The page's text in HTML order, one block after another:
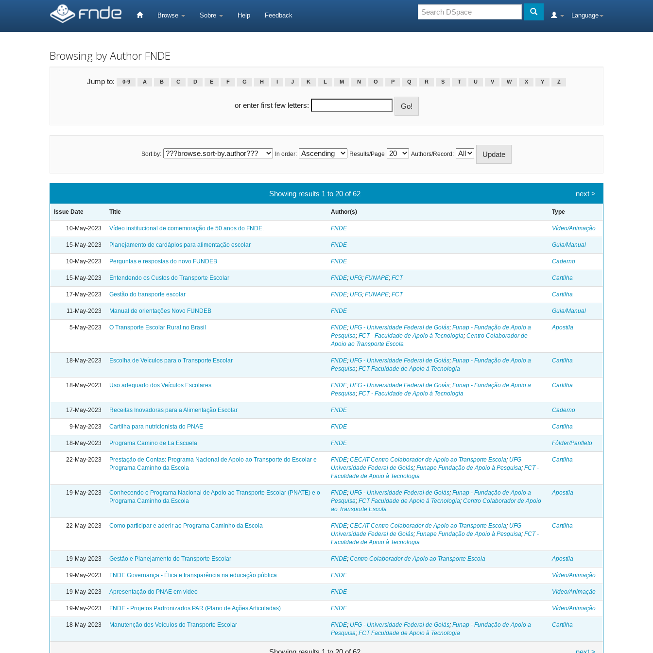
Browse Sobre Help Feedback Language
Browsing by Author FNDE
Jump to: 0-9 A B C D E F G H J K L M N O P Q R S T U V W X Y Z
or enter first few letters:
Sort by: In order: Results/Page Authors/Record:
Showing results 1 to 20 of 62 next >
Issue Date Title Author(s) Type
10-May-2023 Vídeo institucional de comemoração de 50 anos do FNDE. FNDE Vídeo/Animação
15-May-2023 Planejamento de cardápios para alimentação escolar FNDE Guia/Manual
10-May-2023 Perguntas e respostas do novo FUNDEB FNDE Caderno
15-May-2023 Entendendo os Custos do Transporte Escolar FNDE; UFG; FUNAPE; FCT Cartilha
17-May-2023 Gestão do transporte escolar FNDE; UFG; FUNAPE; FCT Cartilha
11-May-2023 Manual de orientações Novo FUNDEB FNDE Guia/Manual
5-May-2023 O Transporte Escolar Rural no Brasil FNDE; UFG - Universidade Federal de Goiás; Funap - Fundação de Apoio a
Pesquisa; FCT - Faculdade de Apoio à Tecnologia; Centro Colaborador de
Apoio ao Transporte Escola
Apostila
18-May-2023 Escolha de Veículos para o Transporte Escolar FNDE; UFG - Universidade Federal de Goiás; Funap - Fundação de Apoio a
Pesquisa; FCT Faculdade de Apoio à Tecnologia
Cartilha
18-May-2023 Uso adequado dos Veículos Escolares FNDE; UFG - Universidade Federal de Goiás; Funap - Fundação de Apoio a
Pesquisa; FCT - Faculdade de Apoio à Tecnologia
Cartilha
17-May-2023 Receitas Inovadoras para a Alimentação Escolar FNDE Caderno
9-May-2023 Cartilha para nutricionista do PNAE FNDE Cartilha
18-May-2023 Programa Camino de La Escuela FNDE Fôlder/Panfleto
22-May-2023
Prestação de Contas: Programa Nacional de Apoio ao Transporte do Escolar e
Programa Caminho da Escola
FNDE; CECAT Centro Colaborador de Apoio ao Transporte Escola; UFG
Universidade Federal de Goiás; Funape Fundação de Apoio à Pesquisa; FCT -
Faculdade de Apoio à Tecnologia
Cartilha
19-May-2023
Conhecendo o Programa Nacional de Apoio ao Transporte Escolar (PNATE) e o
Programa Caminho da Escola
FNDE; UFG - Universidade Federal de Goiás; Funap - Fundação de Apoio a
Pesquisa; FCT Faculdade de Apoio à Tecnologia; Centro Colaborador de Apoio
ao Transporte Escola
Apostila
22-May-2023 Como participar e aderir ao Programa Caminho da Escola FNDE; CECAT Centro Colaborador de Apoio ao Transporte Escola; UFG
Universidade Federal de Goiás; Funape Fundação de Apoio à Pesquisa; FCT -
Faculdade de Apoio à Tecnologia
Cartilha
19-May-2023 Gestão e Planejamento do Transporte Escolar FNDE; Centro Colaborador de Apoio ao Transporte Escola Apostila
19-May-2023 FNDE Governança - Ética e transparência na educação pública FNDE Vídeo/Animação
19-May-2023 Apresentação do PNAE em vídeo FNDE Vídeo/Animação
19-May-2023 FNDE - Projetos Padronizados PAR (Plano de Ações Articuladas) FNDE Vídeo/Animação
18-May-2023 Manutenção dos Veículos do Transporte Escolar FNDE; UFG - Universidade Federal de Goiás; Funap - Fundação de Apoio a
Pesquisa; FCT Faculdade de Apoio à Tecnologia
Cartilha